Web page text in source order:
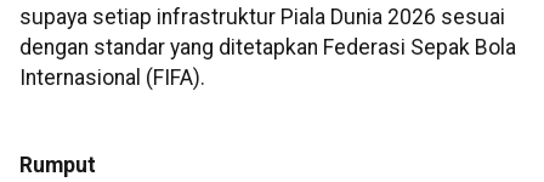
supaya setiap infrastruktur Piala Dunia 2026 sesuai
dengan standar yang ditetapkan Federasi Sepak Bola
Internasional (FIFA).
Rumput